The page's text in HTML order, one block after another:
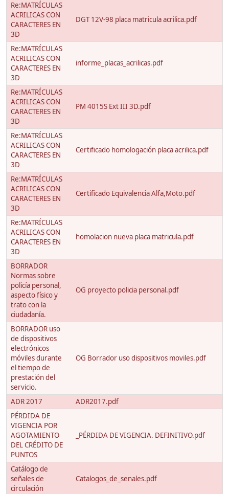
Re:MATRÍCULAS
ACRILICAS CON
CARACTERES EN
3D
DGT 12V-98 placa matricula acrilica.pdf
Re:MATRÍCULAS
ACRILICAS CON
CARACTERES EN
3D
informe_placas_acrilicas.pdf
Re:MATRÍCULAS
ACRILICAS CON
CARACTERES EN
3D
PM 4015S Ext III 3D.pdf
Re:MATRÍCULAS
ACRILICAS CON
CARACTERES EN
3D
Certificado homologación placa acrilica.pdf
Re:MATRÍCULAS
ACRILICAS CON
CARACTERES EN
3D
Certificado Equivalencia Alfa,Moto.pdf
Re:MATRÍCULAS
ACRILICAS CON
CARACTERES EN
3D
homolacion nueva placa matricula.pdf
BORRADOR
Normas sobre
policía personal,
aspecto físico y
trato con la
ciudadanía.
OG proyecto policia personal.pdf
BORRADOR uso
de dispositivos
electrónicos
móviles durante
el tiempo de
prestación del
servicio.
OG Borrador uso dispositivos moviles.pdf
ADR 2017
ADR2017.pdf
PÉRDIDA DE
VIGENCIA POR
AGOTAMIENTO
DEL CRÉDITO DE
PUNTOS
_PÉRDIDA DE VIGENCIA. DEFINITIVO.pdf
Catálogo de
señales de
circulación
Catalogos_de_senales.pdf